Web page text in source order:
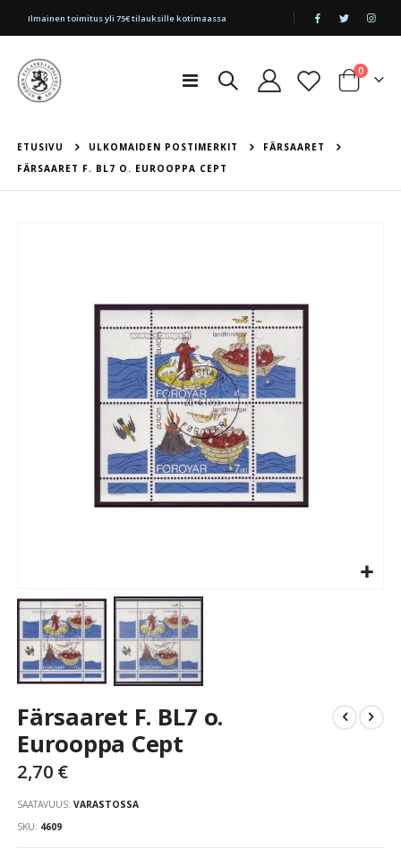
|
Ilmainen toimitus yli 75€ tilauksille kotimaassa
Toggle
Cart
0tuotetta
ETUSIVU ULKOMAIDEN POSTIMERKIT
FÄRSAARET
FÄRSAARET F. BL7 O. EUROOPPA CEPT
to
beginning
of
images
gallery
Färsaaret F. BL7 o.
Eurooppa Cept
2,70 €
SAATAVUUS: VARASTOSSA
SKU 4609